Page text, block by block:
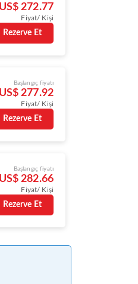
US$ 272.77
Fiyat/ Kişi
Rezerve Et
Başlangıç fiyatı
US$ 277.92
Fiyat/ Kişi
Rezerve Et
Başlangıç fiyatı
US$ 282.66
Fiyat/ Kişi
Rezerve Et